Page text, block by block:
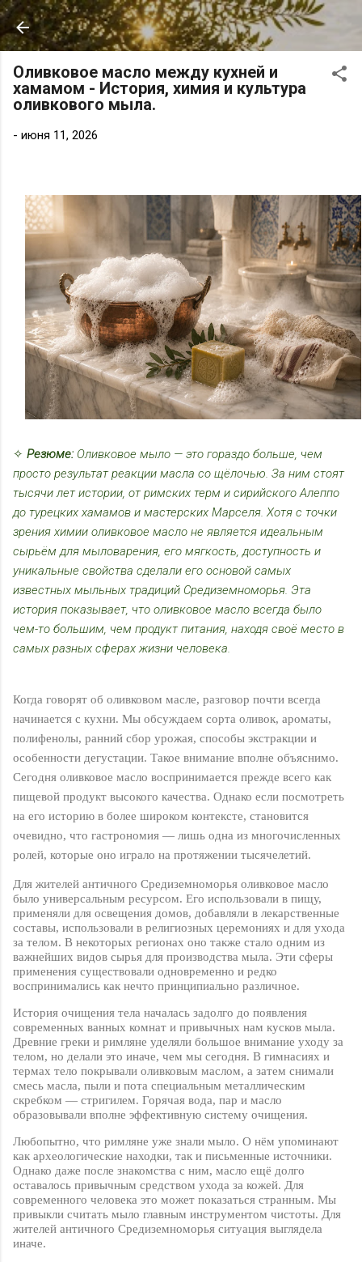
К основному контенту
Оливковое масло между кухней и
хамамом - История, химия и культура
оливкового мыла.
- июня 11, 2026
✧ Резюме: Оливковое мыло — это гораздо больше, чем
просто результат реакции масла со щёлочью. За ним стоят
тысячи лет истории, от римских терм и сирийского Алеппо
до турецких хамамов и мастерских Марселя. Хотя с точки
зрения химии оливковое масло не является идеальным
сырьём для мыловарения, его мягкость, доступность и
уникальные свойства сделали его основой самых
известных мыльных традиций Средиземноморья. Эта
история показывает, что оливковое масло всегда было
чем-то большим, чем продукт питания, находя своё место в
самых разных сферах жизни человека.
Когда говорят об оливковом масле, разговор почти всегда
начинается с кухни. Мы обсуждаем сорта оливок, ароматы,
полифенолы, ранний сбор урожая, способы экстракции и
особенности дегустации. Такое внимание вполне объяснимо.
Сегодня оливковое масло воспринимается прежде всего как
пищевой продукт высокого качества. Однако если посмотреть
на его историю в более широком контексте, становится
очевидно, что гастрономия — лишь одна из многочисленных
ролей, которые оно играло на протяжении тысячелетий.
Для жителей античного Средиземноморья оливковое масло
было универсальным ресурсом. Его использовали в пищу,
применяли для освещения домов, добавляли в лекарственные
составы, использовали в религиозных церемониях и для ухода
за телом. В некоторых регионах оно также стало одним из
важнейших видов сырья для производства мыла. Эти сферы
применения существовали одновременно и редко
воспринимались как нечто принципиально различное.
История очищения тела началась задолго до появления
современных ванных комнат и привычных нам кусков мыла.
Древние греки и римляне уделяли большое внимание уходу за
телом, но делали это иначе, чем мы сегодня. В гимнасиях и
термах тело покрывали оливковым маслом, а затем снимали
смесь масла, пыли и пота специальным металлическим
скребком — стригилем. Горячая вода, пар и масло
образовывали вполне эффективную систему очищения.
Любопытно, что римляне уже знали мыло. О нём упоминают
как археологические находки, так и письменные источники.
Однако даже после знакомства с ним, масло ещё долго
оставалось привычным средством ухода за кожей. Для
современного человека это может показаться странным. Мы
привыкли считать мыло главным инструментом чистоты. Для
жителей античного Средиземноморья ситуация выглядела
иначе.